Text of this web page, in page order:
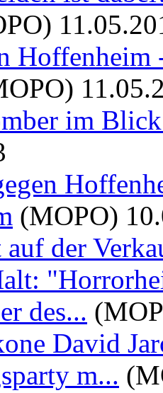
im
(MOPO)
der
des...
David
m...